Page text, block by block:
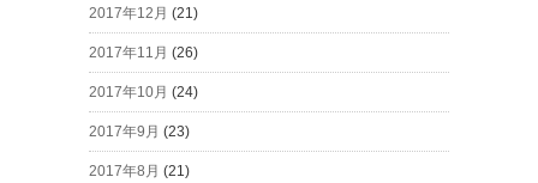
2017年12月 (21)
2017年11月 (26)
2017年10月 (24)
2017年9月 (23)
2017年8月 (21)